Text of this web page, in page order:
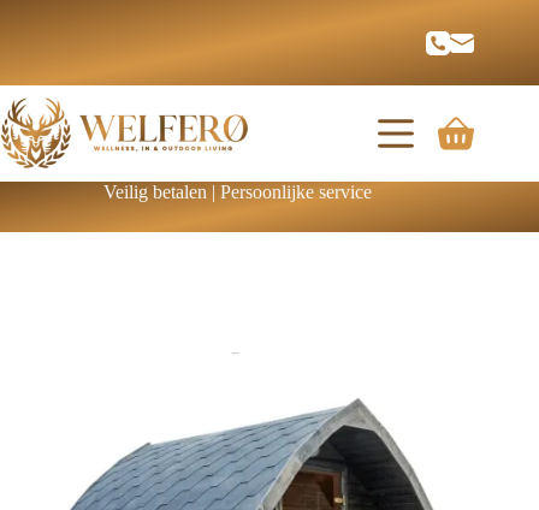
Veilig betalen | Persoonlijke service